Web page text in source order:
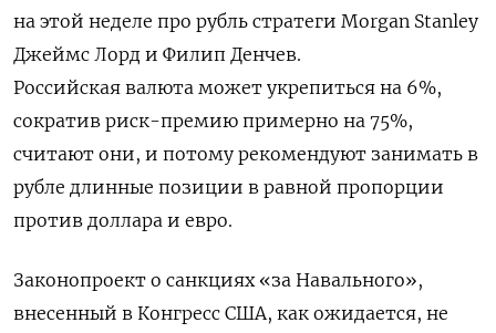
на этой неделе про рубль стратеги Morgan Stanley
Джеймс Лорд и Филип Денчев.
Российская валюта может укрепиться на 6%,
сократив риск-премию примерно на 75%,
считают они, и потому рекомендуют занимать в
рубле длинные позиции в равной пропорции
против доллара и евро.
Законопроект о санкциях «за Навального»,
внесенный в Конгресс США, как ожидается, не